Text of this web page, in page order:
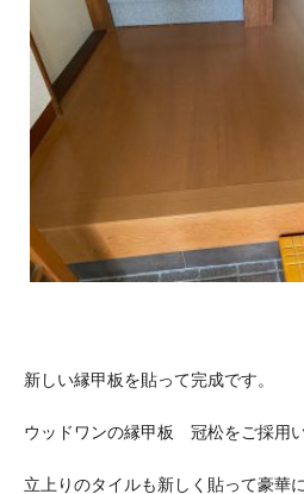
新しい縁甲板を貼って完成です。
ウッドワンの縁甲板 冠松をご採用い
立上りのタイルも新しく貼って豪華